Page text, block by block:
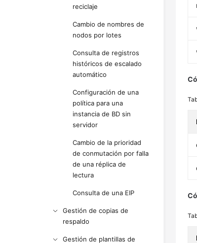
reciclaje
Cambio de nombres de
nodos por lotes
Consulta de registros
históricos de escalado
automático
Configuración de una
política para una
instancia de BD sin
servidor
Cambio de la prioridad
de conmutación por falla
de una réplica de
lectura
Consulta de una EIP
Gestión de copias de
respaldo
Gestión de plantillas de